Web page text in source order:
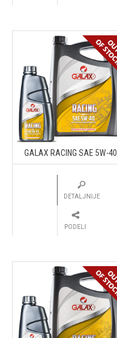
GALAX RACING SAE 5W-40
DETALJNIJE
PODELI